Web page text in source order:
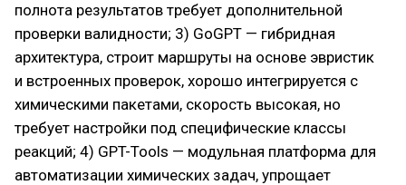
полнота результатов требует дополнительной
проверки валидности; 3) GoGPT — гибридная
архитектура, строит маршруты на основе эвристик
и встроенных проверок, хорошо интегрируется с
химическими пакетами, скорость высокая, но
требует настройки под специфические классы
реакций; 4) GPT-Tools — модульная платформа для
автоматизации химических задач, упрощает